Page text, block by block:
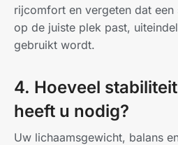
rijcomfort en vergeten dat
op de juiste plek past,
gebruikt wordt.
4. Hoeveel
heeft u nodig?
Uw lichaamsgewicht, balans